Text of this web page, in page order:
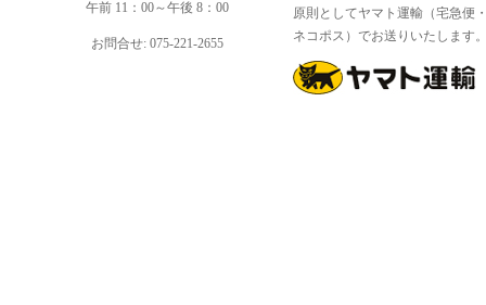
午前 11：00～午後 8：00
お問合せ: 075-221-2655
原則としてヤマト運輸（宅急便
ネコポス）でお送りいたします